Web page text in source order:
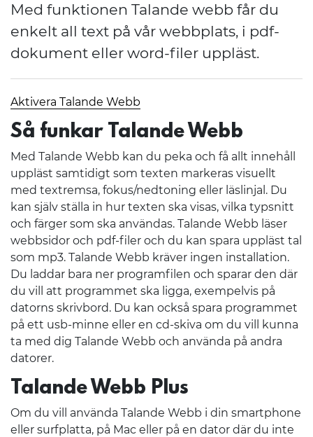
Med funktionen Talande webb får du
enkelt all text på vår webbplats, i pdf-
dokument eller word-filer uppläst.
Aktivera Talande Webb
Så funkar Talande Webb
Med Talande Webb kan du peka och få allt innehåll
uppläst samtidigt som texten markeras visuellt
med textremsa, fokus/nedtoning eller läslinjal. Du
kan själv ställa in hur texten ska visas, vilka typsnitt
och färger som ska användas. Talande Webb läser
webbsidor och pdf-filer och du kan spara uppläst tal
som mp3. Talande Webb kräver ingen installation.
Du laddar bara ner programfilen och sparar den där
du vill att programmet ska ligga, exempelvis på
datorns skrivbord. Du kan också spara programmet
på ett usb-minne eller en cd-skiva om du vill kunna
ta med dig Talande Webb och använda på andra
datorer.
Talande Webb Plus
Om du vill använda Talande Webb i din smartphone
eller surfplatta, på Mac eller på en dator där du inte